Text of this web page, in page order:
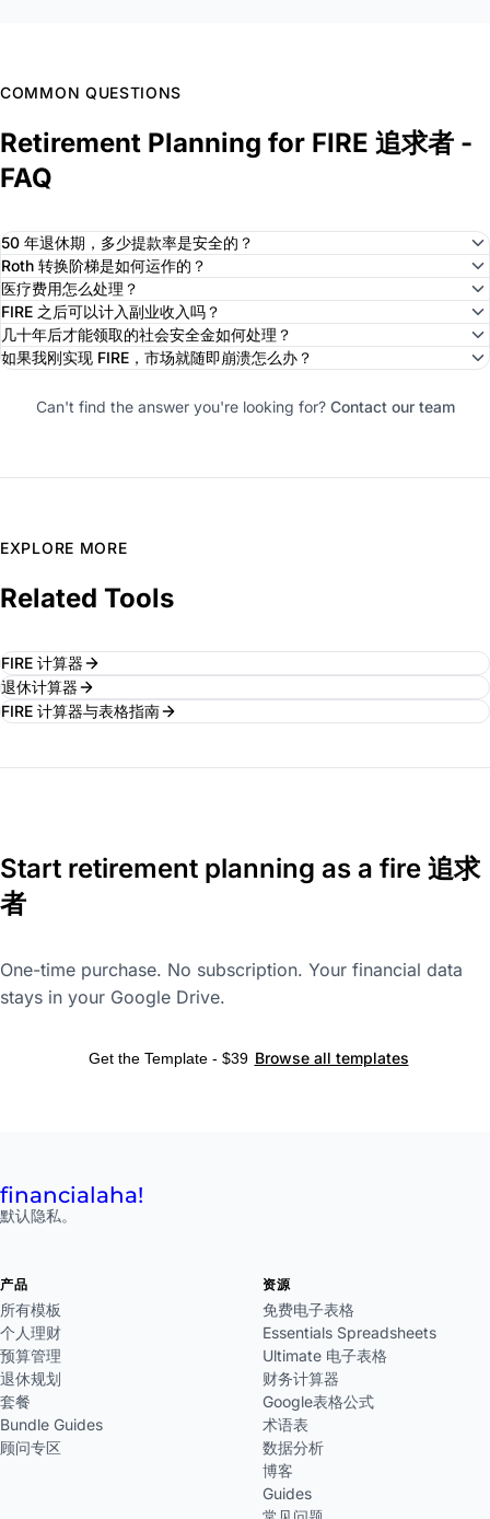
COMMON QUESTIONS
Retirement Planning for FIRE 追求者 -
FAQ
50 年退休期，多少提款率是安全的？
Roth 转换阶梯是如何运作的？
医疗费用怎么处理？
FIRE 之后可以计入副业收入吗？
几十年后才能领取的社会安全金如何处理？
如果我刚实现 FIRE，市场就随即崩溃怎么办？
Can't find the answer you're looking for? Contact our team
EXPLORE MORE
Related Tools
FIRE 计算器
退休计算器
FIRE 计算器与表格指南
Start retirement planning as a fire 追求
者
One-time purchase. No subscription. Your financial data
stays in your Google Drive.
Get the Template - $39 Browse all templates
financialaha!
默认隐私。
产品
所有模板
个人理财
预算管理
退休规划
套餐
Bundle Guides
顾问专区
资源
免费电子表格
Essentials Spreadsheets
Ultimate 电子表格
财务计算器
Google表格公式
术语表
数据分析
博客
Guides